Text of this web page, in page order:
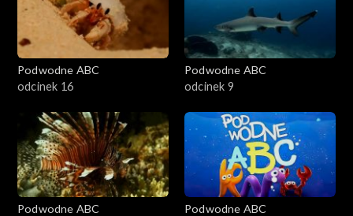
Podwodne ABC
odcinek 16
Podwodne ABC
odcinek 9
Podwodne ABC
Podwodne ABC